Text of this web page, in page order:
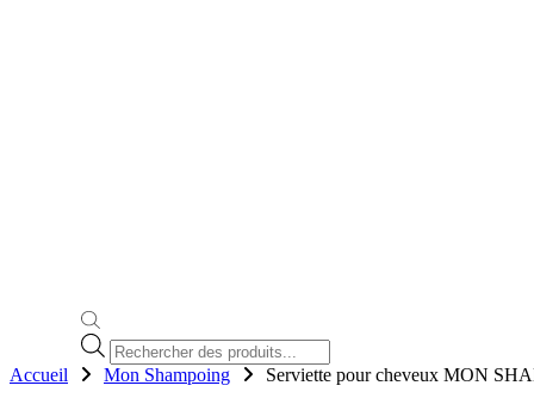
Recherche
de
produits
Accueil Mon Shampoing Serviette pour cheveux MON